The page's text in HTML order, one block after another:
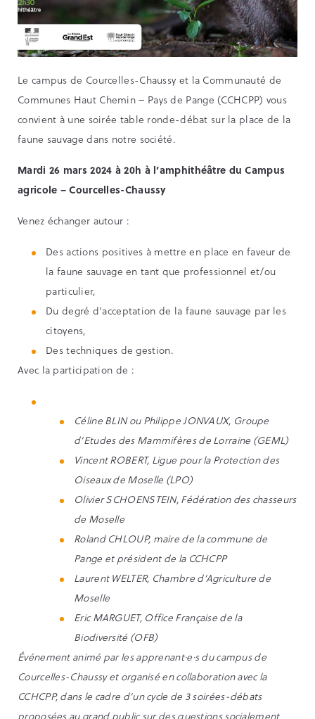
Le campus de Courcelles-Chaussy et la Communauté de
Communes Haut Chemin – Pays de Pange (CCHCPP) vous
convient à une soirée table ronde-débat sur la place de la
faune sauvage dans notre société.
Mardi 26 mars 2024 à 20h à l’amphithéâtre du Campus
agricole – Courcelles-Chaussy
Venez échanger autour :
Des actions positives à mettre en place en faveur de
la faune sauvage en tant que professionnel et/ou
particulier,
Du degré d’acceptation de la faune sauvage par les
citoyens,
Des techniques de gestion.
Avec la participation de :
Céline BLIN ou Philippe JONVAUX, Groupe
d’Etudes des Mammifères de Lorraine (GEML)
Vincent ROBERT, Ligue pour la Protection des
Oiseaux de Moselle (LPO)
Olivier SCHOENSTEIN, Fédération des chasseurs
de Moselle
Roland CHLOUP, maire de la commune de
Pange et président de la CCHCPP
Laurent WELTER, Chambre d’Agriculture de
Moselle
Eric MARGUET, Office Française de la
Biodiversité (OFB)
Événement animé par les apprenant·e·s du campus de
Courcelles-Chaussy et organisé en collaboration avec la
CCHCPP, dans le cadre d’un cycle de 3 soirées-débats
proposées au grand public sur des questions socialement